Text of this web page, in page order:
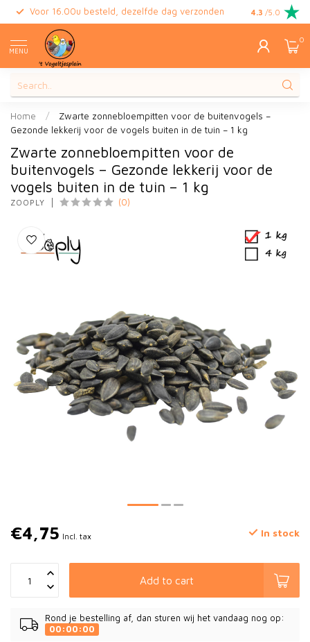
Voor 16.00u besteld, dezelfde dag verzonden Gratis
4.3 /5.0
MENU
0
Home /
Zwarte zonnebloempitten voor de buitenvogels –
Gezonde lekkerij voor de vogels buiten in de tuin – 1 kg
Zwarte zonnebloempitten voor de
buitenvogels – Gezonde lekkerij voor de
vogels buiten in de tuin – 1 kg
ZOOPLY (0)
€4,75 Incl. tax In stock
Add to cart
Rond je bestelling af, dan sturen wij het vandaag nog op:
00:00:00